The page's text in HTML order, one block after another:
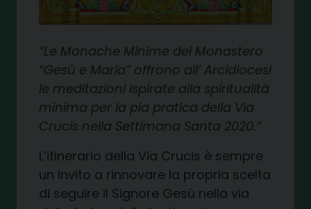
Le Monache Minime del Monastero
“Gesù e Maria” offrono all’ Arcidiocesi
le meditazioni ispirate alla spiritualità
minima per la pia pratica della Via
Crucis nella Settimana Santa 2020.
L’itinerario della Via Crucis è sempre
un invito a rinnovare la propria scelta
di seguire il Signore Gesù nella via